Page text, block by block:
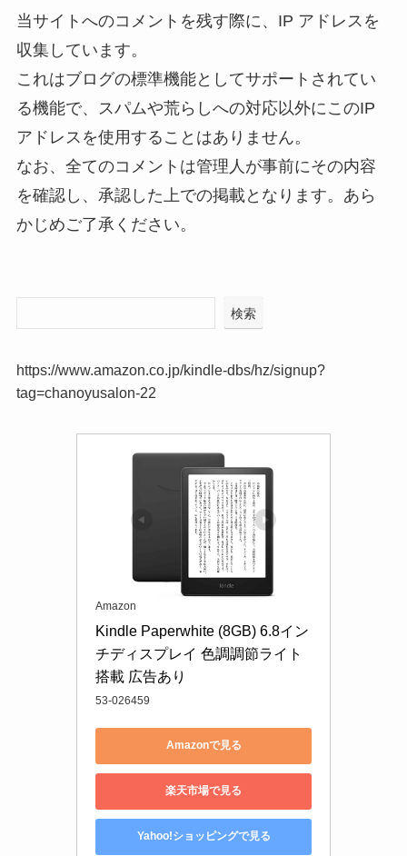
当サイトへのコメントを残す際に、IP アドレスを
収集しています。
これはブログの標準機能としてサポートされてい
る機能で、スパムや荒らしへの対応以外にこのIP
アドレスを使用することはありません。
なお、全てのコメントは管理人が事前にその内容
を確認し、承認した上での掲載となります。あら
かじめご了承ください。
検索
https://www.amazon.co.jp/kindle-dbs/hz/signup?
tag=chanoyusalon-22
Amazon
Kindle Paperwhite (8GB) 6.8イン
チディスプレイ 色調調節ライト
搭載 広告あり
53-026459
Amazonで見る
楽天市場で見る
Yahoo!ショッピングで見る